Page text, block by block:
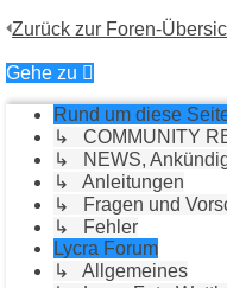
Zurück zur Foren-
Gehe zu
Rund um diese
↳ COMMUNITY
↳ NEWS,
↳ Anleitungen
↳ Fragen und
↳ Fehler
Lycra Forum
↳ Allgemeines